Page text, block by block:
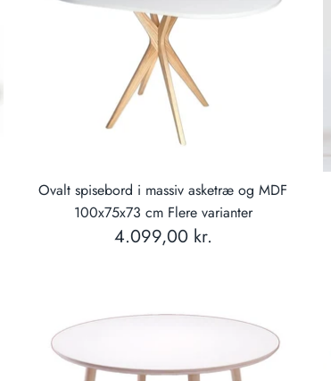
Ovalt spisebord i massiv asketræ og MDF
100x75x73 cm Flere varianter
4.099,00 kr.